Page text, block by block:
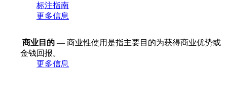
标注指南
更多信息
商业目的 — 商业性使用是指主要目的为获得商业优势或
金钱回报。
更多信息